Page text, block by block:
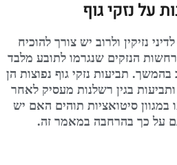
על נזקי גוף
נזיקין ולרוב יש צורך להוכיח
הנזקים שנגרמו לתובע מלבד
תביעות נזקי גוף נפוצות הן
בגין רשלנות מעסיק לאחר
במגוון סיטואציות תוהים האם יש
על כך בהרחבה במאמר זה.